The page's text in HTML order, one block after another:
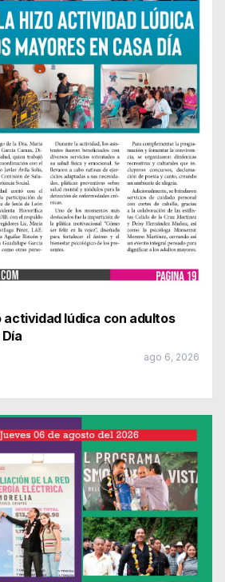
actividad lúdica con adultos
ago 6, 2026